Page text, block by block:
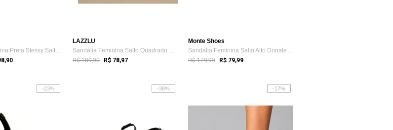
Sandália Feminina Preta Stessy Salto Alt...
LAZZLU
Sandália Feminina Salto Quadrado Bloco G...
R$ 189,90 R$ 78,97
Monte Shoes
Sandália Feminina Salto Alto Donatella S...
R$ 129,99 R$ 79,99
-23% -38% -17%